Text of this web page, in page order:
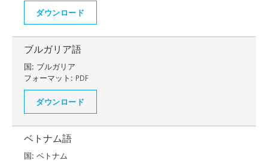
ダウンロード
ブルガリア語
国: ブルガリア
フォーマット: PDF
ダウンロード
ベトナム語
国: ベトナム